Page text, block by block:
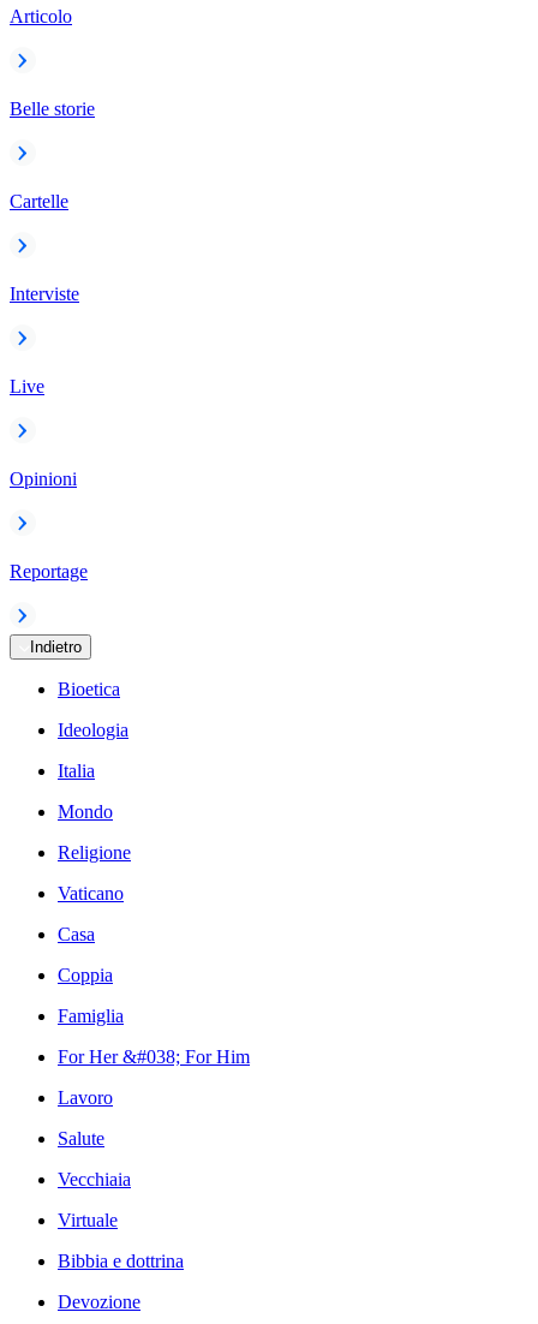
Articolo
Belle storie
Cartelle
Interviste
Live
Opinioni
Reportage
Indietro
Bioetica
Ideologia
Italia
Mondo
Religione
Vaticano
Casa
Coppia
Famiglia
For Her &#038; For Him
Lavoro
Salute
Vecchiaia
Virtuale
Bibbia e dottrina
Devozione